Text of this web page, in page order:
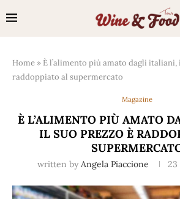
Home » È l’alimento più amato dagli italiani,
raddoppiato al supermercato
Magazine
È L’ALIMENTO PIÙ AMATO
IL SUO PREZZO È
written by Angela Piaccione 23